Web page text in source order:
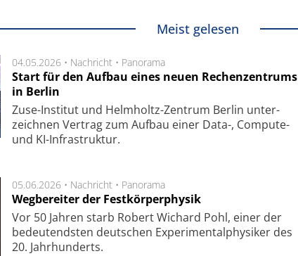
Meist gelesen
04.05.2026 • Nachricht • Panorama
Start für den Aufbau eines neuen Rechenzentrums
in Berlin
Zuse-Insti­tut und Helm­holtz-Zen­trum Ber­lin un­ter­
zeich­nen Ver­trag zum Auf­bau einer Data-, Compute-
und KI-Infra­struk­tur.
05.06.2026 • Nachricht • Panorama
Wegbereiter der Festkörperphysik
Vor 50 Jahren starb Robert Wichard Pohl, einer der
bedeutendsten deutschen Experimentalphysiker des
20. Jahrhunderts.